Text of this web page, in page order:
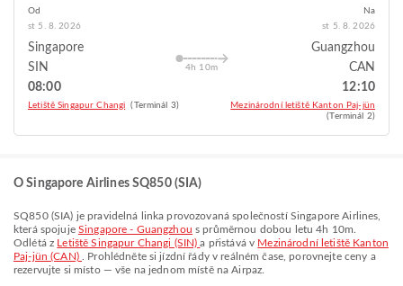
Od
st 5. 8. 2026
Singapore
SIN
08:00
Letiště Singapur Changi (Terminál 3)
4h 10m
Na
st 5. 8. 2026
Guangzhou
CAN
12:10
Mezinárodní letiště Kanton Paj-jün
(Terminál 2)
O Singapore Airlines SQ850 (SIA)
SQ850(SIA) je pravidelná linka provozovaná společností Singapore Airlines
která spojuje Singapore - Guangzhou s průměrnou dobou letu4h 10m
Odlétá z Letiště Singapur Changi (SIN)a přistává v Mezinárodní letiště Kanton
Paj-jün (CAN)
. Prohlédněte si jízdní řády v reálném čase, porovnejte ceny a
rezervujte si místo — vše na jednom místě na Airpaz.